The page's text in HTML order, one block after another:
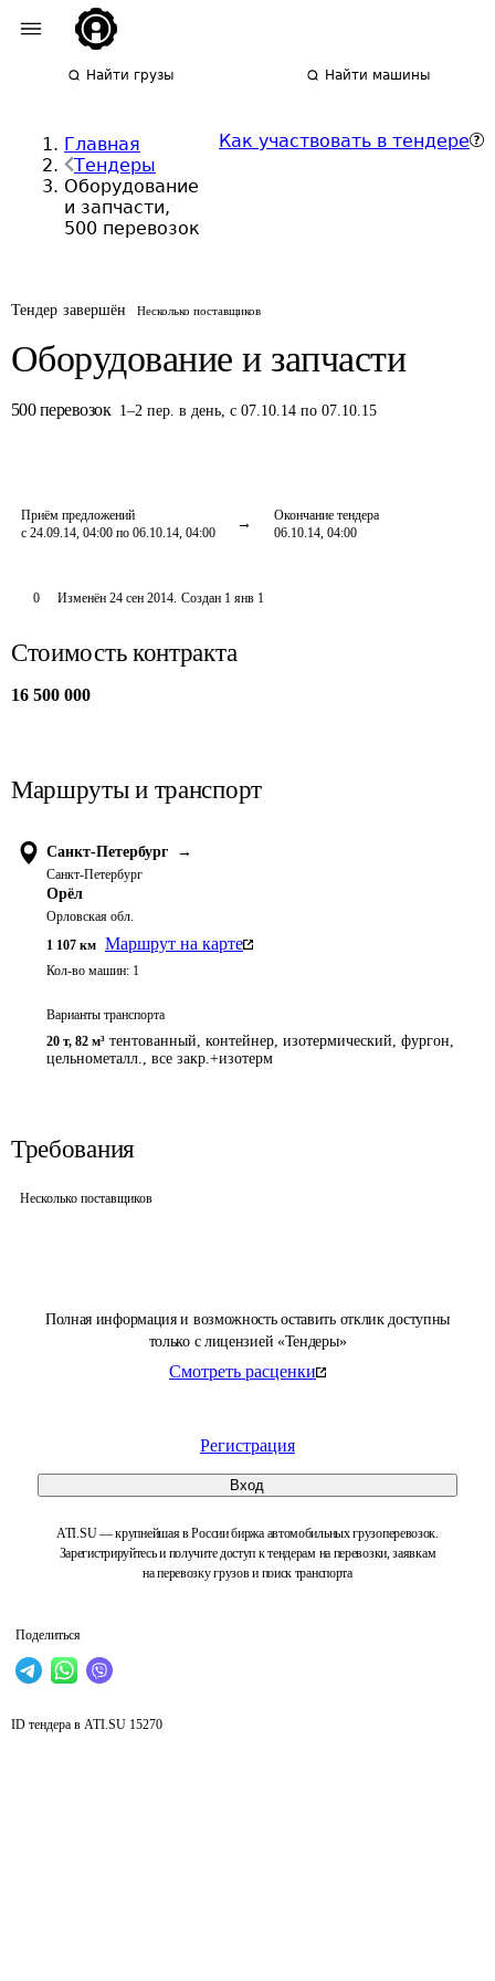
Найти грузы Найти машины
Главная
Тендеры
Оборудование
и запчасти,
500 перевозок
Как участвовать в тендере
Тендер завершён Несколько поставщиков
Оборудование и запчасти
500 перевозок 1–2 пер. в день,с 07.10.14 по 07.10.15
Приём предложений
с 24.09.14, 04:00 по 06.10.14, 04:00
Окончание тендера
06.10.14, 04:00
Полная информация и возможность оставить отклик доступны
только с лицензией «Тендеры»
Смотреть расценки
Регистрация
Вход
ATI.SU — крупнейшая в России биржа автомобильных грузоперевозок.
Зарегистрируйтесь и получите доступ к тендерам на перевозки, заявкам
на перевозку грузов и поиск транспорта
Поделиться
0 Изменён 24 сен 2014. Создан 1 янв 1
Стоимость контракта
16 500 000
Маршруты и транспорт
Санкт-Петербург →
Санкт-Петербург
Орёл
Орловская обл.
1 107 км Маршрут на карте
Кол-во машин: 1
Варианты транспорта
20 т, 82 м³ тентованный, контейнер, изотермический, фургон,
цельнометалл., все закр.+изотерм
Требования
Несколько поставщиков
ID тендера в ATI.SU 15270